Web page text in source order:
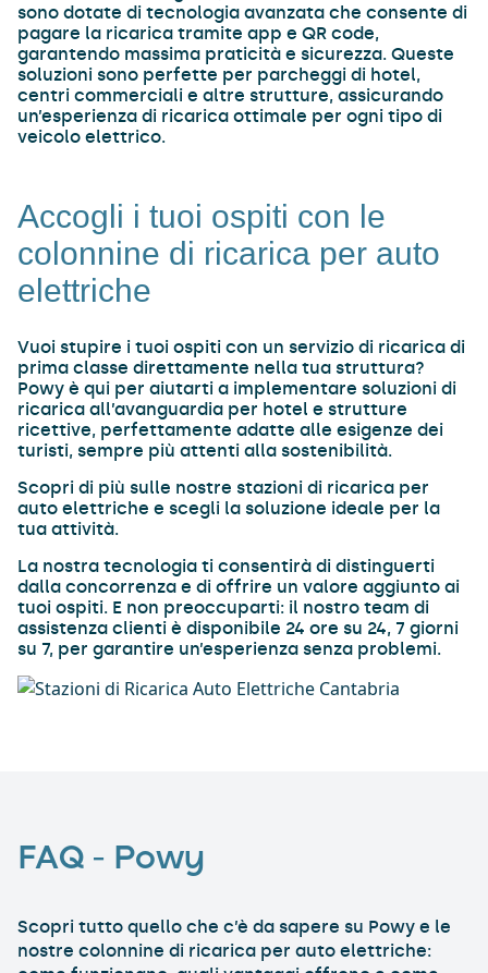
sono dotate di tecnologia avanzata che consente di
pagare la ricarica tramite app e QR code,
garantendo massima praticità e sicurezza. Queste
soluzioni sono perfette per parcheggi di hotel,
centri commerciali e altre strutture, assicurando
un’esperienza di ricarica ottimale per ogni tipo di
veicolo elettrico.
Accogli i tuoi ospiti con le
colonnine di ricarica per auto
elettriche
Vuoi stupire i tuoi ospiti con un servizio di ricarica di
prima classe direttamente nella tua struttura?
Powy è qui per aiutarti a implementare soluzioni di
ricarica all’avanguardia per hotel e strutture
ricettive, perfettamente adatte alle esigenze dei
turisti, sempre più attenti alla sostenibilità.
Scopri di più sulle nostre stazioni di ricarica per
auto elettriche e scegli la soluzione ideale per la
tua attività.
La nostra tecnologia ti consentirà di distinguerti
dalla concorrenza e di offrire un valore aggiunto ai
tuoi ospiti. E non preoccuparti: il nostro team di
assistenza clienti è disponibile 24 ore su 24, 7 giorni
su 7, per garantire un’esperienza senza problemi.
FAQ – Powy
Scopri tutto quello che c’è da sapere su Powy e le
nostre colonnine di ricarica per auto elettriche: